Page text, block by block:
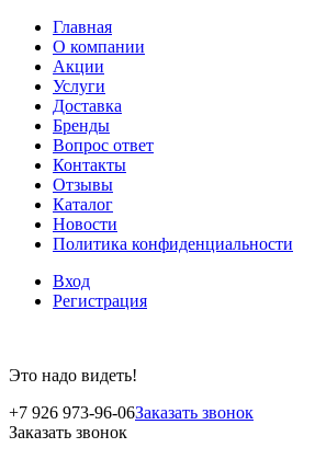
Главная
О компании
Акции
Услуги
Доставка
Бренды
Вопрос ответ
Контакты
Отзывы
Каталог
Новости
Политика конфиденциальности
Вход
Регистрация
Это надо видеть!
+7 926 973-96-06Заказать звонок
Заказать звонок